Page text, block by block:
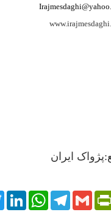
ایران
WhatsAppTelegramGmail